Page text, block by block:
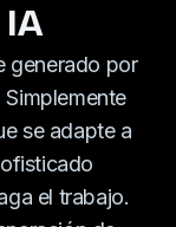
generado por
se adapte a
el trabajo.